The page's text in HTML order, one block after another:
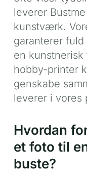
leverer
kunstværk.
garanterer
en kunstnerisk
hobby-printer
genskabe
leverer i vores
Hvordan
et foto til
buste?